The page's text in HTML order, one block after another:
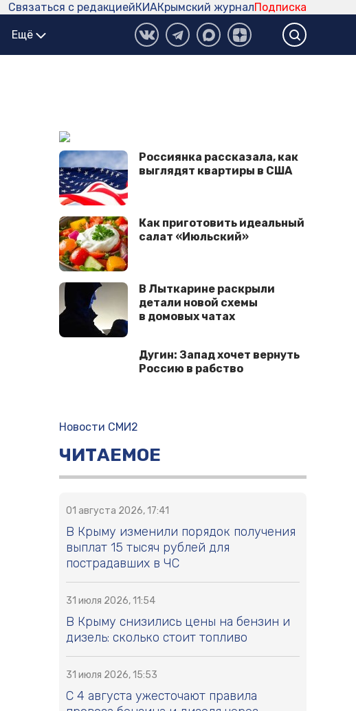
Подписка
Крымский журнал
КИА
Связаться с редакцией
Ещё
Россиянка рассказала, как
выглядят квартиры в США
Как приготовить идеальный
салат «Июльский»
В Лыткарине раскрыли
детали новой схемы
в домовых чатах
Дугин: Запад хочет вернуть
Россию в рабство
Новости СМИ2
ЧИТАЕМОЕ
01 августа 2026, 17:41
В Крыму изменили порядок получения
выплат 15 тысяч рублей для
пострадавших в ЧС
31 июля 2026, 11:54
В Крыму снизились цены на бензин и
дизель: сколько стоит топливо
31 июля 2026, 15:53
С 4 августа ужесточают правила